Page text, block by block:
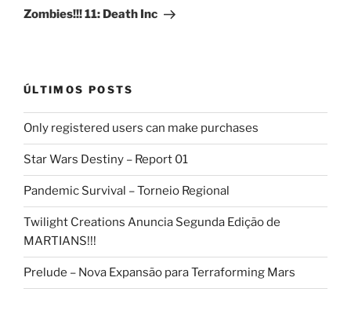
post
Zombies!!! 11: Death Inc
ÚLTIMOS POSTS
Only registered users can make purchases
Star Wars Destiny – Report 01
Pandemic Survival – Torneio Regional
Twilight Creations Anuncia Segunda Edição de
MARTIANS!!!
Prelude – Nova Expansão para Terraforming Mars